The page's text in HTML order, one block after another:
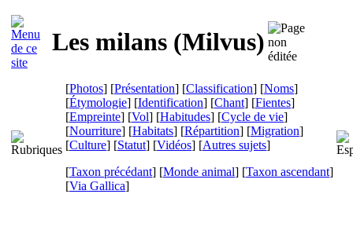
Les milans (Milvus)
[Photos] [Présentation] [Classification] [Noms]
[Étymologie] [Identification] [Chant] [Fientes]
[Empreinte] [Vol] [Habitudes] [Cycle de vie]
[Nourriture] [Habitats] [Répartition] [Migration]
[Culture] [Statut] [Vidéos] [Autres sujets]
[Taxon précédant] [Monde animal] [Taxon ascendant]
[Via Gallica]